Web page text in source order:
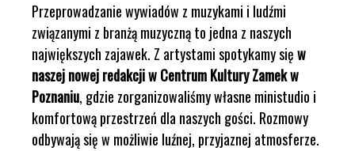
Przeprowadzanie wywiadów z muzykami i ludźmi
związanymi z branżą muzyczną to jedna z naszych
największych zajawek. Z artystami spotykamy sięw
naszej nowej redakcji w Centrum Kultury Zamek w
Poznaniu, gdzie zorganizowaliśmy własne ministudio i
komfortową przestrzeń dla naszych gości. Rozmowy
odbywają się w możliwie luźnej, przyjaznej atmosferze.